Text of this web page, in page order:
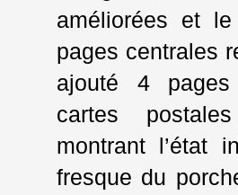
améliorées et
pages centrales
ajouté 4
cartes
montrant l’état
fresque du